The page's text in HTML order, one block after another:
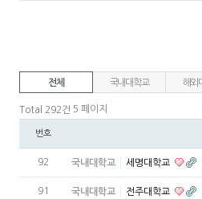
전체 국내대학교 해외
Total 292건 5 페이지
번호
92 국내대학교 세명대학교
91 국내대학교 전주대학교